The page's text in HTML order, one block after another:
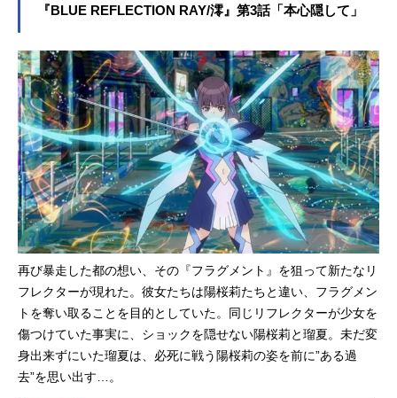
させるデザインとなっています...
語を紡ぐ「BLUEREFLECTIONプロ
先陣を切って、TVアニメ『BLUERE
FLECTIONRAY/澪』が“アニメイズ
ム”枠ほかにて好評放送中です。この
度、本作のノンクレジットオープニ
ング映像が公開となりました。EXiN
Aが歌う「DiViNE」に乗せ、普通の女
子高生から一転、少女の“想い”を守る
リフレクターとして戦うことになっ
た陽桜莉や瑠夏の変身姿や、「リー
プレンジ」と呼ばれる特殊な空間で
の迫力のバトルシーンなど、本作の
魅力が詰まった映像となっていま
す。また、第2話のあらすじ、先行カ
ットも公開されたので、あわせてご
紹介しましょう。TVアニメ『BLUER
EFLECTIONRAY/澪』ノンクレジッ
『BLUE REFLECTION RAY/澪』第3話「本心隠して」
再び暴走した都の想い、その『フラグメント』を狙って新たなリ
フレクターが現れた。彼女たちは陽桜莉たちと違い、フラグメン
トを奪い取ることを目的としていた。同じリフレクターが少女を
傷つけていた事実に、ショックを隠せない陽桜莉と瑠夏。未だ変
身出来ずにいた瑠夏は、必死に戦う陽桜莉の姿を前に”ある過
去”を思い出す…。